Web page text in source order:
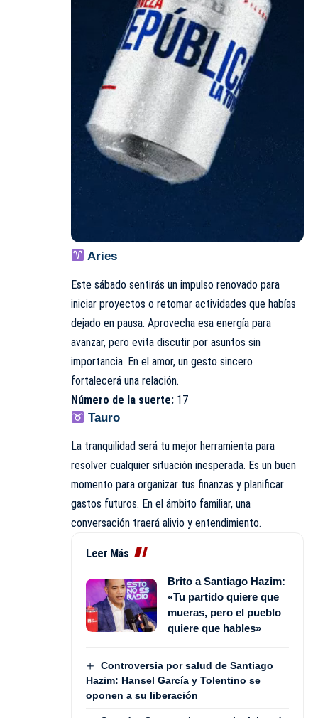
Aries
Este sábado sentirás un impulso renovado para
iniciar proyectos o retomar actividades que habías
dejado en pausa. Aprovecha esa energía para
avanzar, pero evita discutir por asuntos sin
importancia. En el amor, un gesto sincero
fortalecerá una relación.
Número de la suerte: 17
Tauro
La tranquilidad será tu mejor herramienta para
resolver cualquier situación inesperada. Es un buen
momento para organizar tus finanzas y planificar
gastos futuros. En el ámbito familiar, una
conversación traerá alivio y entendimiento.
Leer Más
Brito a Santiago Hazim:
«Tu partido quiere que
mueras, pero el pueblo
quiere que hables»
Controversia por salud de Santiago
Hazim: Hansel García y Tolentino se
oponen a su liberación